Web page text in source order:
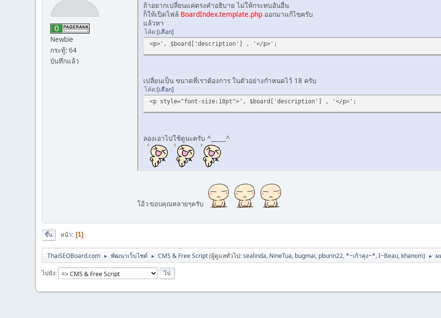
Newbie
กระทู้: 64
บันทึกแล้ว
ถ้าอยากเปลี่ยนแค่ตรงคำอธิบาย ไม่ให้กระทบอันอื่น
ก็ให้เปิดไฟล์ BoardIndex.template.php ออกมาแก้ไขครับ
แล้วหา
โค้ด เลือก
<p>', $board['description'] , '</p>';
เปลี่ยนเป็น ขนาดที่เราต้องการ ในตัวอย่างกำหนดไว้ 18 ครับ
โค้ด เลือก
<p style="font-size:18pt">', $board['description'] , '</p>';
ลองเอาไปใช้ดูนะครับ ^_____^
โอ้ว ขอบคุณหลายๆครับ
ขึ้น หน้า 1
ThaiSEOBoard.com ► พัฒนาเว็บไซต์ ► CMS & Free Script(ผู้ดูแลทั่วไป:sealinda, NineTua, bugmai, pburin22,*~เก้าคุง~*,I~Beau, khanom) ► ผ
ไปยัง